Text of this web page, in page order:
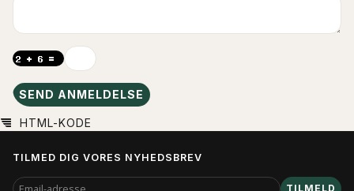
SEND ANMELDELSE
HTML-KODE
TILMED DIG VORES NYHEDSBREV
EMAIL-
TILMELD